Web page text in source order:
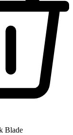
Blade